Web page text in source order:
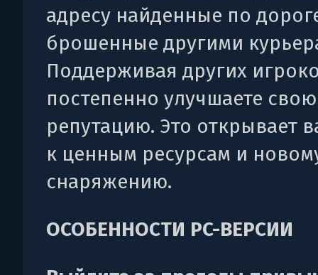
адресу найденные по
брошенные другими
Поддерживая других
постепенно улучшаете свою
репутацию. Это открывает
к ценным ресурсам и
снаряжению.
ОСОБЕННОСТИ PC-ВЕРСИИ